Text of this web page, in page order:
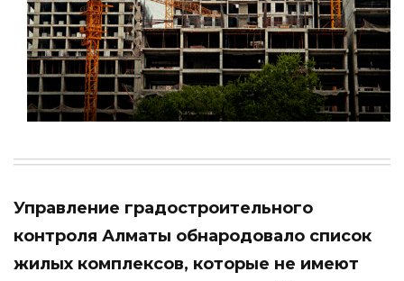
Управление градостроительного
контроля Алматы обнародовало список
жилых комплексов, которые не имеют